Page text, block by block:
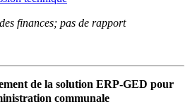
finances; pas de rapport
de la solution ERP-GED pour
communale